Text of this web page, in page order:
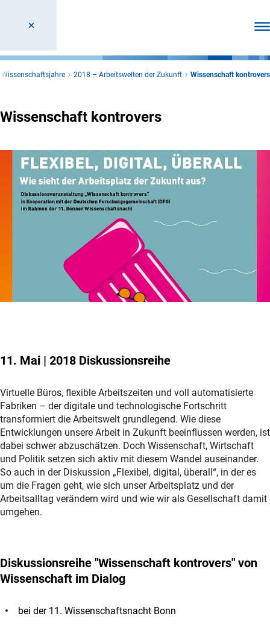
Wissenschaftsjahre 2018 – Arbeitswelten der Zukunft Wissenschaft kontrovers
Wissenschaft kontrovers
11. Mai | 2018 Diskussionsreihe
Virtuelle Büros, flexible Arbeitszeiten und voll automatisierte
Fabriken – der digitale und technologische Fortschritt
transformiert die Arbeitswelt grundlegend. Wie diese
Entwicklungen unsere Arbeit in Zukunft beeinflussen werden, ist
dabei schwer abzuschätzen. Doch Wissenschaft, Wirtschaft
und Politik setzen sich aktiv mit diesem Wandel auseinander.
So auch in der Diskussion „Flexibel, digital, überall“, in der es
um die Fragen geht, wie sich unser Arbeitsplatz und der
Arbeitsalltag verändern wird und wie wir als Gesellschaft damit
umgehen.
Diskussionsreihe "Wissenschaft kontrovers" von
Wissenschaft im Dialog
bei der 11. Wissenschaftsnacht Bonn